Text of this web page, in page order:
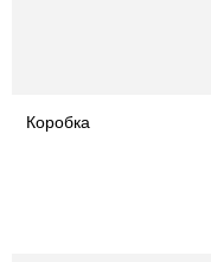
Коробка